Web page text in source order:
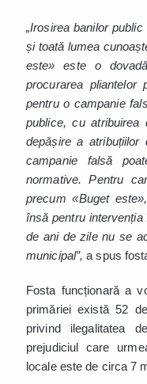
„Irosirea banilor
și toată lumea
este» este o
procurarea
pentru o campanie
publice, cu atribuirea
depășire a
campanie falsă
normative. Pentru
precum «Buget
însă pentru
de ani de zile nu se
municipal”,a spus
Fosta funcționară a
primăriei există 52
privind ilegalitatea
prejudiciul care
locale este de circa 7